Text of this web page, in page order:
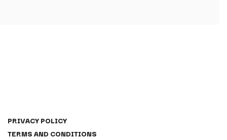
PRIVACY POLICY
TERMS AND CONDITIONS